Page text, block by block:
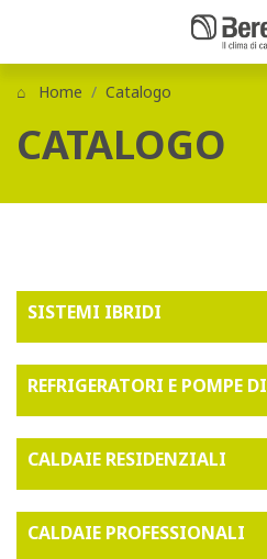
Home Catalogo
CATALOGO
SISTEMI IBRIDI
REFRIGERATORI E POMPE
CALDAIE RESIDENZIALI
CALDAIE PROFESSIONALI